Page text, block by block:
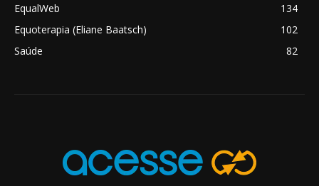
EqualWeb
134
Equoterapia (Eliane Baatsch)
102
Saúde
82